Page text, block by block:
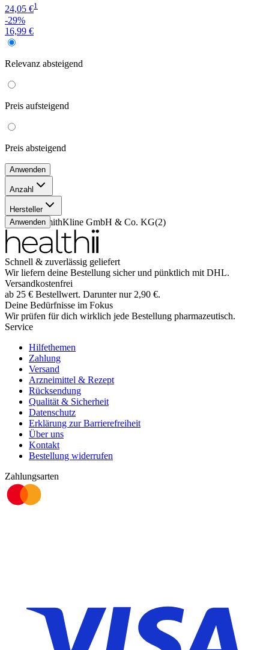
24,05 €1
-29%
16,99 €
Relevanz absteigend
Preis aufsteigend
Preis absteigend
Anwenden
Anzahl
( 2)
Hersteller
GlaxoSmithKline GmbH & Co. KG(2)
Anwenden
Schnell & zuverlässig geliefert
Wir liefern deine Bestellung sicher und pünktlich mit DHL.
Versandkostenfrei
ab 25 € Bestellwert. Darunter nur 2,90 €.
Deine Bedürfnisse im Fokus
Wir prüfen für dich wirklich jede Bestellung pharmazeutisch.
Service
Hilfethemen
Zahlung
Versand
Arzneimittel & Rezept
Rücksendung
Qualität & Sicherheit
Datenschutz
Erklärung zur Barrierefreiheit
Über uns
Kontakt
Bestellung widerrufen
Zahlungsarten